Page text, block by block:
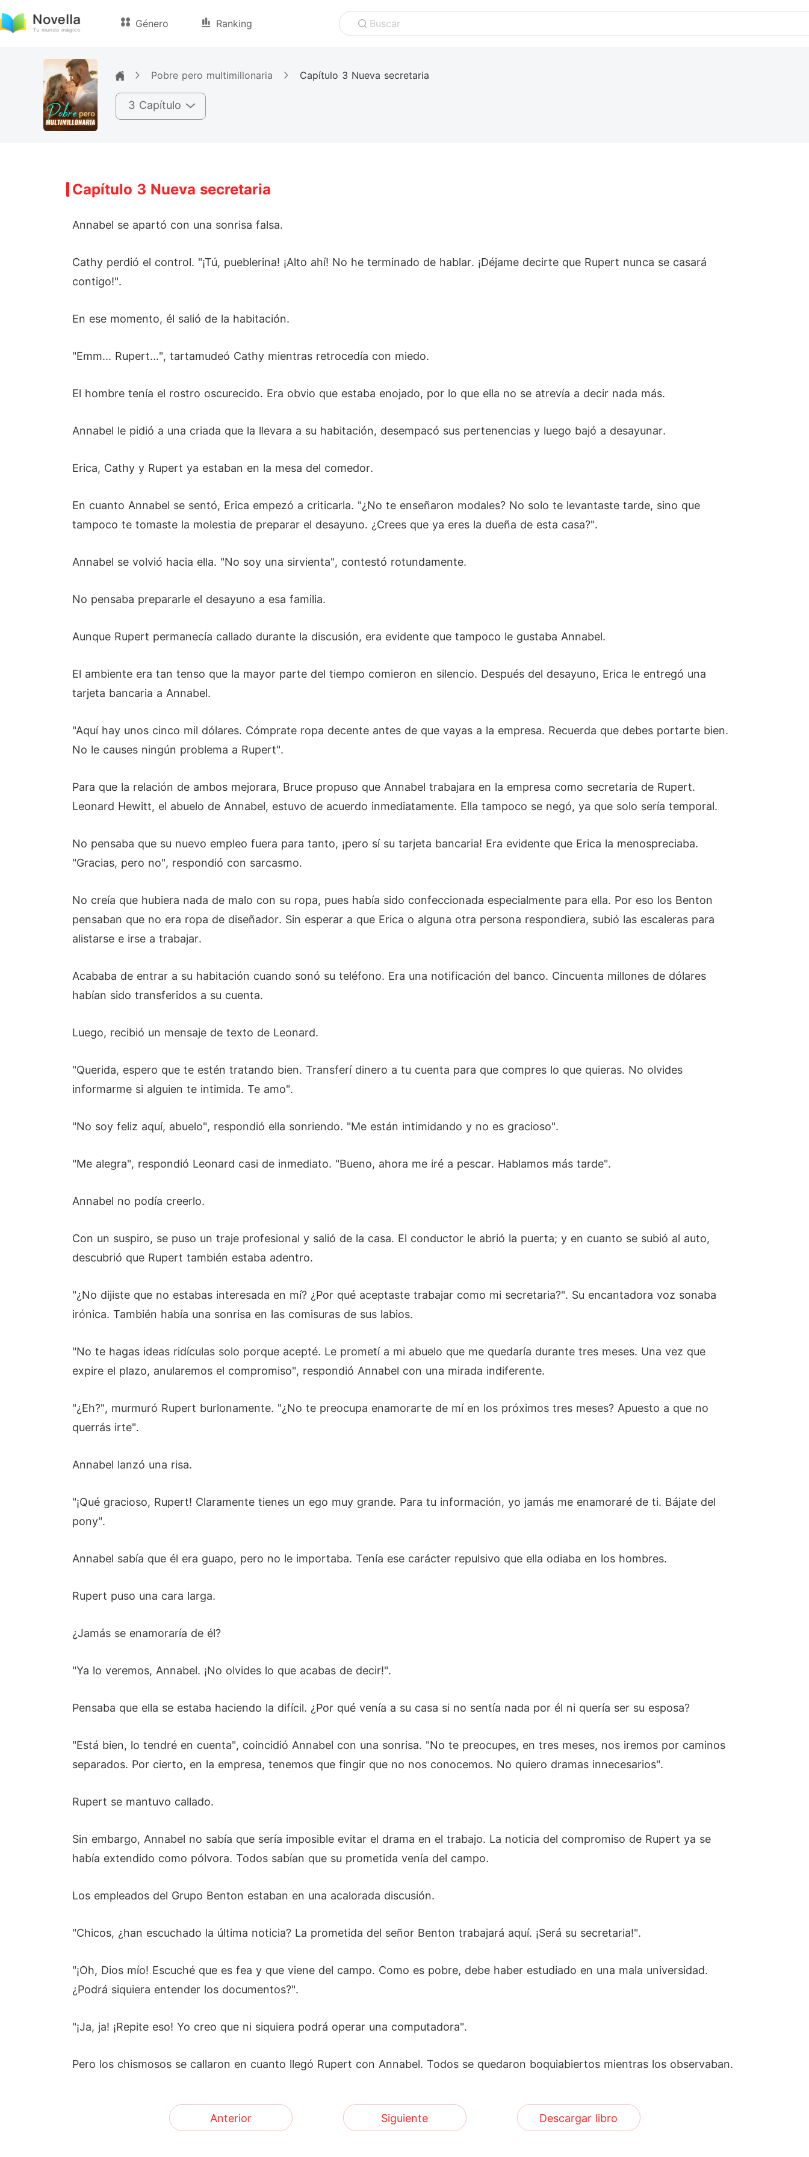
Género Ranking Buscar
Pobre pero multimillonaria Capítulo 3 Nueva secretaria
3 Capítulo
Capítulo 3 Nueva secretaria
Annabel se apartó con una sonrisa falsa.
Cathy perdió el control. "¡Tú, pueblerina! ¡Alto ahí! No he terminado de hablar. ¡Déjame decirte que Rupert nunca se casará
contigo!".
En ese momento, él salió de la habitación.
"Emm... Rupert...", tartamudeó Cathy mientras retrocedía con miedo.
El hombre tenía el rostro oscurecido. Era obvio que estaba enojado, por lo que ella no se atrevía a decir nada más.
Annabel le pidió a una criada que la llevara a su habitación, desempacó sus pertenencias y luego bajó a desayunar.
Erica, Cathy y Rupert ya estaban en la mesa del comedor.
En cuanto Annabel se sentó, Erica empezó a criticarla. "¿No te enseñaron modales? No solo te levantaste tarde, sino que
tampoco te tomaste la molestia de preparar el desayuno. ¿Crees que ya eres la dueña de esta casa?".
Annabel se volvió hacia ella. "No soy una sirvienta", contestó rotundamente.
No pensaba prepararle el desayuno a esa familia.
Aunque Rupert permanecía callado durante la discusión, era evidente que tampoco le gustaba Annabel.
El ambiente era tan tenso que la mayor parte del tiempo comieron en silencio. Después del desayuno, Erica le entregó una
tarjeta bancaria a Annabel.
"Aquí hay unos cinco mil dólares. Cómprate ropa decente antes de que vayas a la empresa. Recuerda que debes portarte bien.
No le causes ningún problema a Rupert".
Para que la relación de ambos mejorara, Bruce propuso que Annabel trabajara en la empresa como secretaria de Rupert.
Leonard Hewitt, el abuelo de Annabel, estuvo de acuerdo inmediatamente. Ella tampoco se negó, ya que solo sería temporal.
No pensaba que su nuevo empleo fuera para tanto, ¡pero sí su tarjeta bancaria! Era evidente que Erica la menospreciaba.
"Gracias, pero no", respondió con sarcasmo.
No creía que hubiera nada de malo con su ropa, pues había sido confeccionada especialmente para ella. Por eso los Benton
pensaban que no era ropa de diseñador. Sin esperar a que Erica o alguna otra persona respondiera, subió las escaleras para
alistarse e irse a trabajar.
Acababa de entrar a su habitación cuando sonó su teléfono. Era una notificación del banco. Cincuenta millones de dólares
habían sido transferidos a su cuenta.
Luego, recibió un mensaje de texto de Leonard.
"Querida, espero que te estén tratando bien. Transferí dinero a tu cuenta para que compres lo que quieras. No olvides
informarme si alguien te intimida. Te amo".
"No soy feliz aquí, abuelo", respondió ella sonriendo. "Me están intimidando y no es gracioso".
"Me alegra", respondió Leonard casi de inmediato. "Bueno, ahora me iré a pescar. Hablamos más tarde".
Annabel no podía creerlo.
Con un suspiro, se puso un traje profesional y salió de la casa. El conductor le abrió la puerta; y en cuanto se subió al auto,
descubrió que Rupert también estaba adentro.
"¿No dijiste que no estabas interesada en mí? ¿Por qué aceptaste trabajar como mi secretaria?". Su encantadora voz sonaba
irónica. También había una sonrisa en las comisuras de sus labios.
"No te hagas ideas ridículas solo porque acepté. Le prometí a mi abuelo que me quedaría durante tres meses. Una vez que
expire el plazo, anularemos el compromiso", respondió Annabel con una mirada indiferente.
"¿Eh?", murmuró Rupert burlonamente. "¿No te preocupa enamorarte de mí en los próximos tres meses? Apuesto a que no
querrás irte".
Annabel lanzó una risa.
"¡Qué gracioso, Rupert! Claramente tienes un ego muy grande. Para tu información, yo jamás me enamoraré de ti. Bájate del
pony".
Annabel sabía que él era guapo, pero no le importaba. Tenía ese carácter repulsivo que ella odiaba en los hombres.
Rupert puso una cara larga.
¿Jamás se enamoraría de él?
"Ya lo veremos, Annabel. ¡No olvides lo que acabas de decir!".
Pensaba que ella se estaba haciendo la difícil. ¿Por qué venía a su casa si no sentía nada por él ni quería ser su esposa?
"Está bien, lo tendré en cuenta", coincidió Annabel con una sonrisa. "No te preocupes, en tres meses, nos iremos por caminos
separados. Por cierto, en la empresa, tenemos que fingir que no nos conocemos. No quiero dramas innecesarios".
Rupert se mantuvo callado.
Sin embargo, Annabel no sabía que sería imposible evitar el drama en el trabajo. La noticia del compromiso de Rupert ya se
había extendido como pólvora. Todos sabían que su prometida venía del campo.
Los empleados del Grupo Benton estaban en una acalorada discusión.
"Chicos, ¿han escuchado la última noticia? La prometida del señor Benton trabajará aquí. ¡Será su secretaria!".
"¡Oh, Dios mío! Escuché que es fea y que viene del campo. Como es pobre, debe haber estudiado en una mala universidad.
¿Podrá siquiera entender los documentos?".
"¡Ja, ja! ¡Repite eso! Yo creo que ni siquiera podrá operar una computadora".
Pero los chismosos se callaron en cuanto llegó Rupert con Annabel. Todos se quedaron boquiabiertos mientras los observaban.
Anterior Siguiente Descargar libro